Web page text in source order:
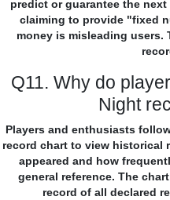
predict or guarantee the
claiming to provide "fixed
money is misleading users.
Q11. Why do
Night
Players and enthusiasts
record chart to view historical
appeared and how
general reference. The
record of all declared